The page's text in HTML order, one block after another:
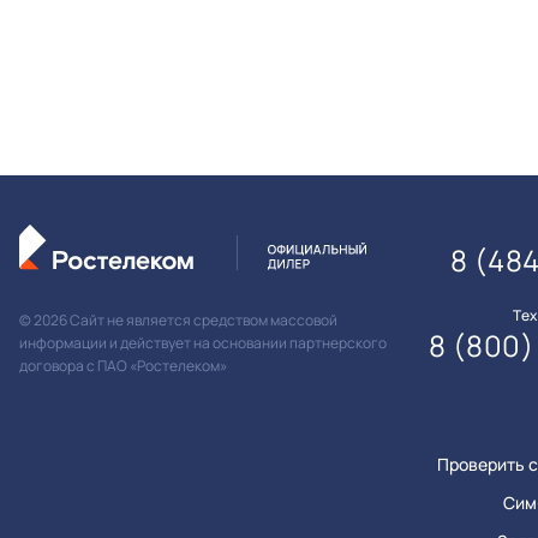
© 2026 Сайт не является средством массовой
информации и действует на основании партнерского
договора с ПАО «Ростелеком»
Проверить
8
8